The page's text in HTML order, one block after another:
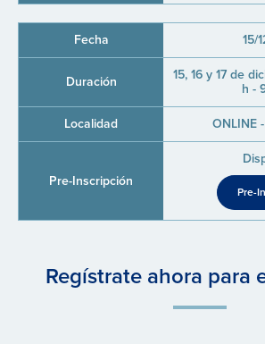
15/
15, 16 y 17 de
h -
ONLINE
Pre-
Regístrate ahora para